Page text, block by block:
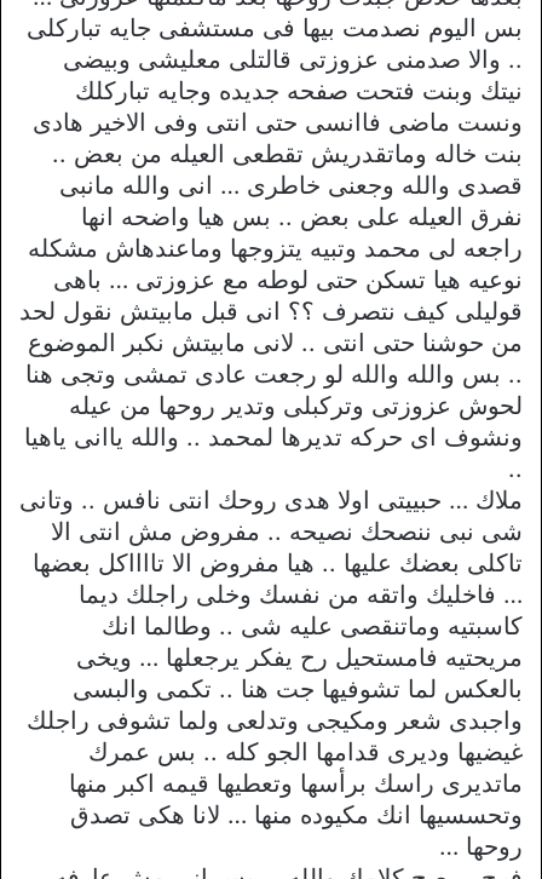
بس اليوم نصدمت بيها فى مستشفى جايه تباركلى
.. والا صدمنى عزوزتى قالتلى معليشى وبيضى
نيتك وبنت فتحت صفحه جديده وجايه تباركلك
ونست ماضى فاانسى حتى انتى وفى الاخير هادى
بنت خاله وماتقدريش تقطعى العيله من بعض ..
قصدى والله وجعنى خاطرى … انى والله مانبى
نفرق العيله على بعض .. بس هيا واضحه انها
راجعه لى محمد وتبيه يتزوجها وماعندهاش مشكله
نوعيه هيا تسكن حتى لوطه مع عزوزتى … باهى
قوليلى كيف نتصرف ؟؟ انى قبل مابيتش نقول لحد
من حوشنا حتى انتى .. لانى مابيتش نكبر الموضوع
.. بس والله والله لو رجعت عادى تمشى وتجى هنا
لحوش عزوزتى وتركبلى وتدير روحها من عيله
ونشوف اى حركه تديرها لمحمد .. والله ياانى ياهيا
..
ملاك … حبييتى اولا هدى روحك انتى نافس .. وتانى
شى نبى ننصحك نصيحه .. مفروض مش انتى الا
تاكلى بعضك عليها .. هيا مفروض الا تااااكل بعضها
… فاخليك واتقه من نفسك وخلى راجلك ديما
كاسبتيه وماتنقصى عليه شى .. وطالما انك
مريحتيه فامستحيل رح يفكر يرجعلها … ويخى
بالعكس لما تشوفيها جت هنا .. تكمى والبسى
واجبدى شعر ومكيجى وتدلعى ولما تشوفى راجلك
غيضيها وديرى قدامها الجو كله .. بس عمرك
ماتديرى راسك برأسها وتعطيها قيمه اكبر منها
وتحسسيها انك مكيوده منها … لانا هكى تصدق
روحها …